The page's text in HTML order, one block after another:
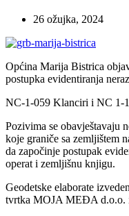
26 ožujka, 2024
Općina Marija Bistrica
postupka evidentiranja
NC-1-059 Klanciri i NC 1-
Pozivima se obavještavaju
koje graniče sa zemljištem
da započinje postupak
operat i zemljišnu knjigu.
Geodetske elaborate
tvrtka MOJA MEĐA d.o.o.